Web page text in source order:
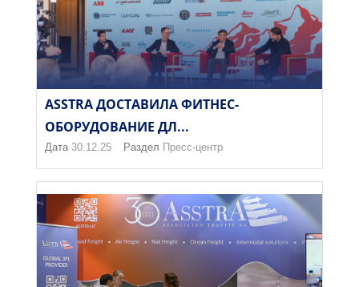
ASSTRA ДОСТАВИЛА ФИТНЕС-
ОБОРУДОВАНИЕ ДЛ...
Дата 30.12.25 Раздел Пресс-центр